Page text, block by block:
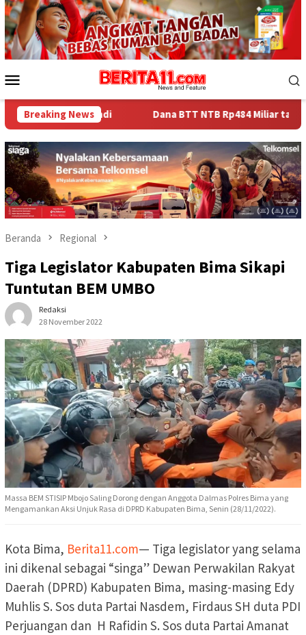
Loncat
ke
konten
Mobile
Breaking NewsDana BTT NTB Rp484 Miliar tak Muncul dalam LHP
Beranda Regional
Tiga Legislator Kabupaten Bima Sikapi
Tuntutan BEM UMBO
Redaksi
28 November 2022
Massa BEM STISIP Mbojo Saling Dorong dengan Anggota Dalmas Polres Bima yang
Mengamankan Aksi Unjuk Rasa di DPRD Kabupaten Bima, Senin (28/11/2022).
Kota Bima, Berita11.com— Tiga legislator yang selama
ini dikenal sebagai “singa” Dewan Perwakilan Rakyat
Daerah (DPRD) Kabupaten Bima, masing-masing Edy
Muhlis S. Sos duta Partai Nasdem, Firdaus SH duta PDI
Perjuangan dan H Rafidin S. Sos duta Partai Amanat